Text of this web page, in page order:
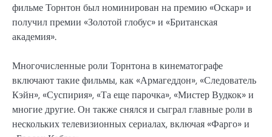
фильме Торнтон был номинирован на премию «Оскар» и
получил премии «Золотой глобус» и «Британская
академия».
Многочисленные роли Торнтона в кинематографе
включают такие фильмы, как «Армагеддон», «Следователь
Кэйн», «Суспирия», «Та еще парочка», «Мистер Вудкок» и
многие другие. Он также снялся и сыграл главные роли в
нескольких телевизионных сериалах, включая «Фарго» и